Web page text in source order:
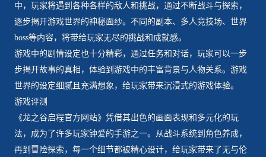
中，玩家将遇到各种各样的敌人和挑战，通过不断战斗与探索，
逐步揭开游戏世界的神秘面纱。不同的副本、多人竞技场、世界
boss等内容，将带给玩家无尽的挑战和成就感。
游戏中的剧情设定也十分精彩，通过任务和对话，玩家可以一步
步揭开故事的真相，体验到游戏中的丰富背景与人物关系。游戏
世界的设定细腻且充满想象，给玩家带来沉浸式的游戏体验。
游戏评测
《龙之谷启程官方网站》凭借其出色的画面表现和多元化的玩
法，成为了许多玩家钟爱的手游之一。从战斗系统到角色养成，
再到冒险探索，每一个细节都被精心设计，给玩家带来了无与伦